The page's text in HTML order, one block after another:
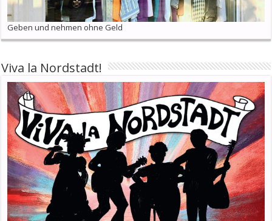
Geben und nehmen ohne Geld
Viva la Nordstadt!